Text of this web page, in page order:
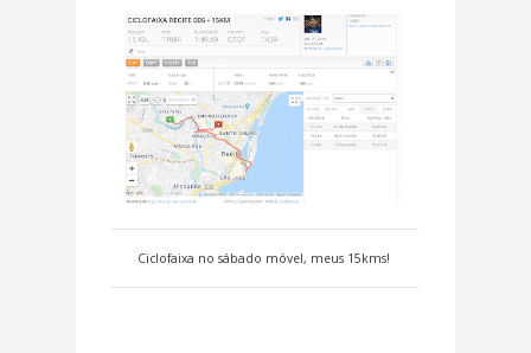
Ciclofaixa no sábado móvel, meus 15kms!